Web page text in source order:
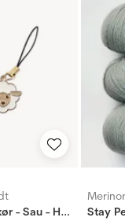
Maskemarkør - Sau - Hvit
Merinor
Stay